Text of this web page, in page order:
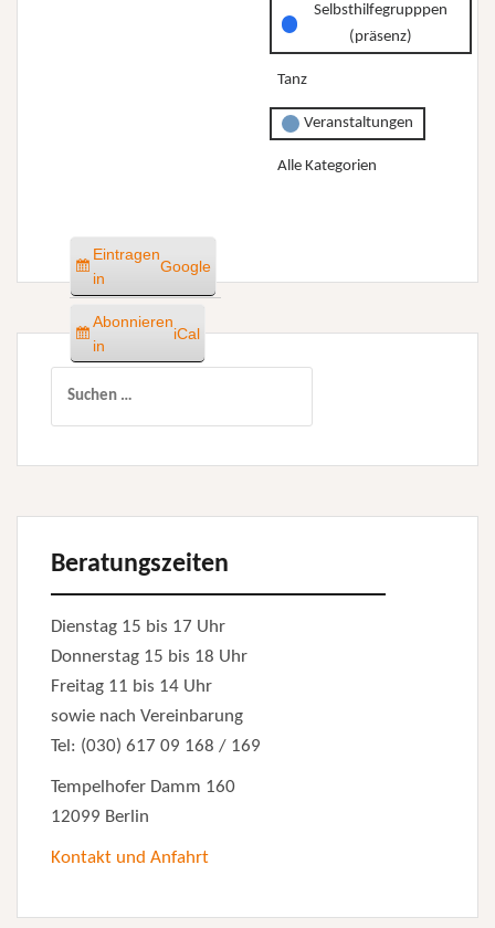
Selbsthilfegrupppen
(präsenz)
Tanz
Veranstaltungen
Alle Kategorien
Eintragen
in
Google
Abonnieren
in
iCal
Beratungszeiten
Dienstag 15 bis 17 Uhr
Donnerstag 15 bis 18 Uhr
Freitag 11 bis 14 Uhr
sowie nach Vereinbarung
Tel: (030) 617 09 168 / 169
Tempelhofer Damm 160
12099 Berlin
Kontakt und Anfahrt